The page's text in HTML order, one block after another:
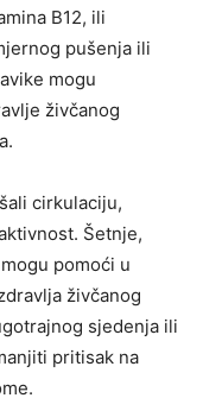
B12, ili
pušenja ili
mogu
živčanog
cirkulaciju,
Šetnje,
pomoći u
živčanog
sjedenja ili
pritisak na